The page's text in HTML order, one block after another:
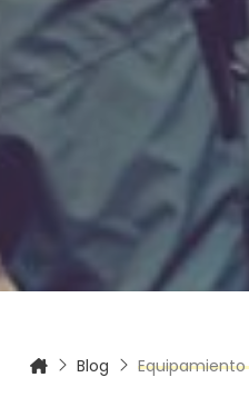
Blog